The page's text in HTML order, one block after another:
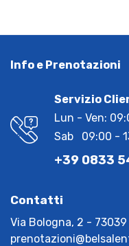
Info e Prenotazioni
Servizio
Lun - Ven:
Sab 09:00 -
+39 0833
Contatti
Via Bologna, 2 - 73039